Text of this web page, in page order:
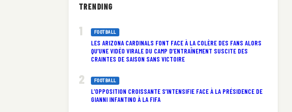
TRENDING
FOOTBALL
LES ARIZONA CARDINALS FONT FACE À LA COLÈRE DES FANS ALORS
QU’UNE VIDÉO VIRALE DU CAMP D’ENTRAÎNEMENT SUSCITE DES
CRAINTES DE SAISON SANS VICTOIRE
FOOTBALL
L’OPPOSITION CROISSANTE S’INTENSIFIE FACE À LA PRÉSIDENCE DE
GIANNI INFANTINO À LA FIFA